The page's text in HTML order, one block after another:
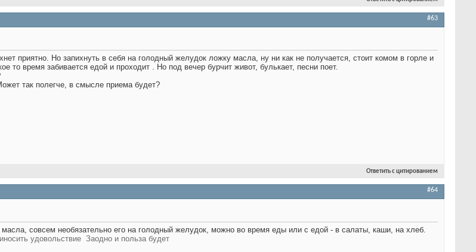
#63
приятно. Но запихнуть в себя на голодный желудок ложку масла, ну ни как не получается, стоит комом в горле и
то время забивается едой и проходит . Но под вечер бурчит живот, булькает, песни поет.
так полегче, в смысле приема будет?
Ответить с цитированием
#64
совсем необязательно его на голодный желудок, можно во время еды или с едой - в салаты, каши, на хлеб.
удовольствие Заодно и польза будет